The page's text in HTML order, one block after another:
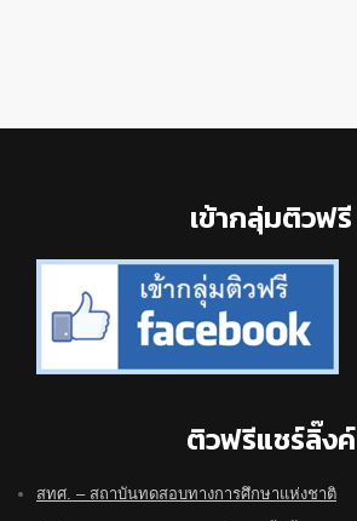
เข้ากลุ่มติวฟรี
ติวฟรีแชร์ลิ๊งค์
สทศ. – สถาบันทดสอบทางการศึกษาแห่งชาติ